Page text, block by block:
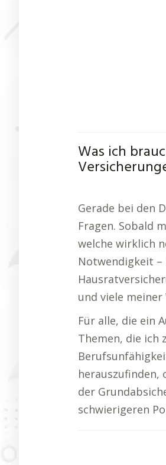
Was ich
Gerade bei den
Fragen. Sobald
welche wirklich
Notwendigkeit –
und viele
Für alle, die ein
Themen, die ich
herauszufinden,
der
schwierigeren